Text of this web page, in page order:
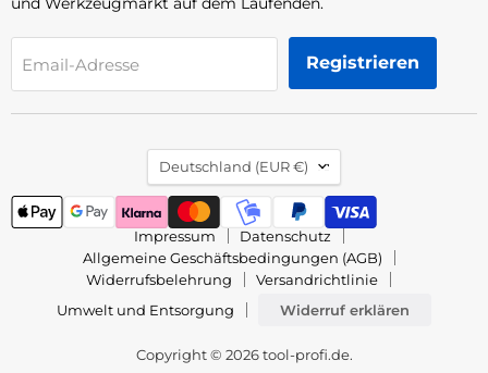
Email-Adresse Registrieren
Land
Deutschland (EUR €)
Impressum
Datenschutz
Allgemeine Geschäftsbedingungen (AGB)
Widerrufsbelehrung
Versandrichtlinie
Umwelt und Entsorgung
Widerruf erklären
Copyright © 2026 tool-profi.de.